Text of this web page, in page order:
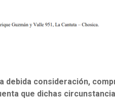
debida consideración,
que dichas